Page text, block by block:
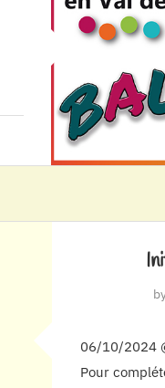
06/10/2024
Pour